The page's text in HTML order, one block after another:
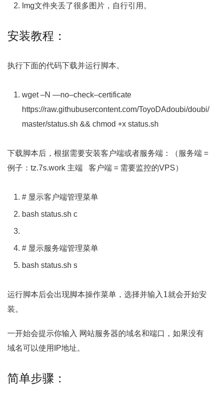
Img文件夹丢了很多图片，自行引用。
安装教程：
执行下面的代码下载并运行脚本。
wget–N —no–check–certificate
https://raw.githubusercontent.com/ToyoDAdoubi/doubi/
master/status.sh && chmod +x status.sh
下载脚本后，根据需要安装客户端或者服务端：（服务端 =
例子：tz.7s.work 主端 客户端 = 需要监控的VPS）
# 显示客户端管理菜单
bash status.sh c
# 显示服务端管理菜单
bash status.sh s
运行脚本后会出现脚本操作菜单，选择并输入 1 就会开始安
装。
一开始会提示你输入 网站服务器的域名和端口，如果没有
域名可以使用IP地址。
简单步骤：